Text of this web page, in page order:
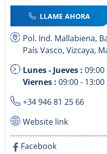
LLAME AHORA
Pol. Ind. Mallabiena,
País Vasco, Vizcaya,
Lunes - Jueves : 09:00
Viernes : 09:00 -
+34 946 81 25 66
Website link
Facebook